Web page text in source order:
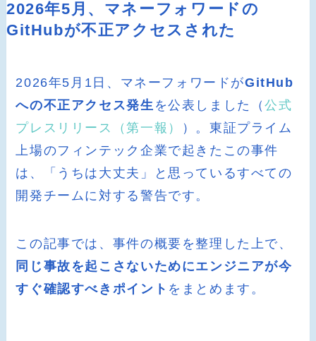
2026年5月、マネーフォワードの
GitHubが不正アクセスされた
2026年5月1日、マネーフォワードがGitHub
への不正アクセス発生 を公表しました（公式
プレスリリース（第一報）
）。東証プライム
上場のフィンテック企業で起きたこの事件
は、「うちは大丈夫」と思っているすべての
開発チームに対する警告です。
この記事では、事件の概要を整理した上で、
同じ事故を起こさないためにエンジニアが今
すぐ確認すべきポイント をまとめます。